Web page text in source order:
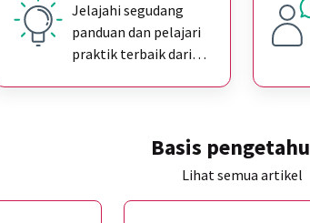
Jelajahi segudang
panduan dan pelajari
praktik terbaik dari
Basis
Lihat semua artikel